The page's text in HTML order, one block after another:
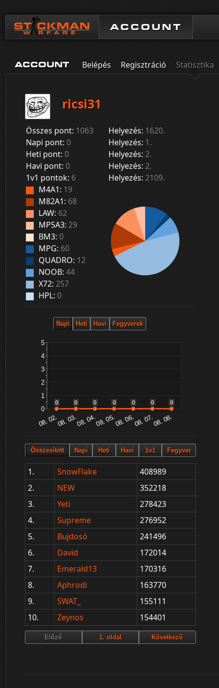
ACCOUNT
ACCOUNT Belépés Regisztráció Statisztika
ricsi31
Összes pont: 1063 Helyezés: 1620.
Napi pont: 0 Helyezés: 1.
Heti pont: 0 Helyezés: 2.
Havi pont: 0 Helyezés: 2.
1v1 pontok: 6 Helyezés: 2109.
M4A1: 19
M82A1: 68
LAW: 62
MP5A3: 29
BM3: 0
MPG: 60
QUADRO: 12
NOOB: 44
X72: 257
HPL: 0
1. SnowFlake
408989
2.
NEW
352218
3.
Yeti
278423
4.
Supreme
276952
5.
Bujdosó
241496
6.
David
172014
7.
Emerald13
170316
8.
Aphrodi
163770
9.
SWAT_
155111
10.
Zeynos 154401